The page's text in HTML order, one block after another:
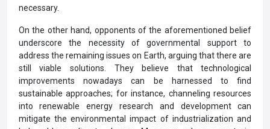
necessary.
On the other hand, opponents of the aforementioned belief
underscore the necessity of governmental support to
address the remaining issues on Earth, arguing that there are
still viable solutions. They believe that technological
improvements nowadays can be harnessed to find
sustainable approaches; for instance, channeling resources
into renewable energy research and development can
mitigate the environmental impact of industrialization and